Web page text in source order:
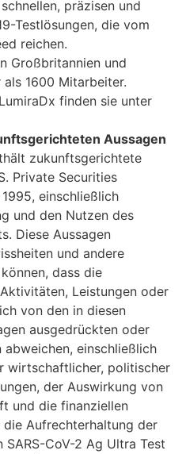
präzisen und
Testlösungen, die vom
reichen.
Großbritannien und
1600 Mitarbeiter.
finden sie unter
Aussagen
zukunftsgerichtete
Private Securities
einschließlich
und den Nutzen des
Diese Aussagen
und andere
dass die
Leistungen oder
von den in diesen
ausgedrückten oder
einschließlich
wirtschaftlicher, politischer
der Auswirkung von
und die finanziellen
die Aufrechterhaltung der
SARS-CoV-2 Ag Ultra Test